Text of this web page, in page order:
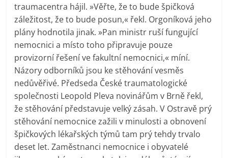
traumacentra hájil. »Věřte, že to bude špičková
záležitost, že to bude posun,« řekl. Orgoníková jeho
plány hodnotila jinak. »Pan ministr ruší fungující
nemocnici a místo toho připravuje pouze
provizorní řešení ve fakultní nemocnici,« míní.
Názory odborníků jsou ke stěhování vesměs
nedůvěřivé. Předseda České traumatologické
společnosti Leopold Pleva novinářům v Brně řekl,
že stěhování představuje velký zásah. V Ostravě prý
stěhování nemocnice zažili v minulosti a obnovení
špičkových lékařských týmů tam prý tehdy trvalo
deset let. Zaměstnanci nemocnice i obyvatelé